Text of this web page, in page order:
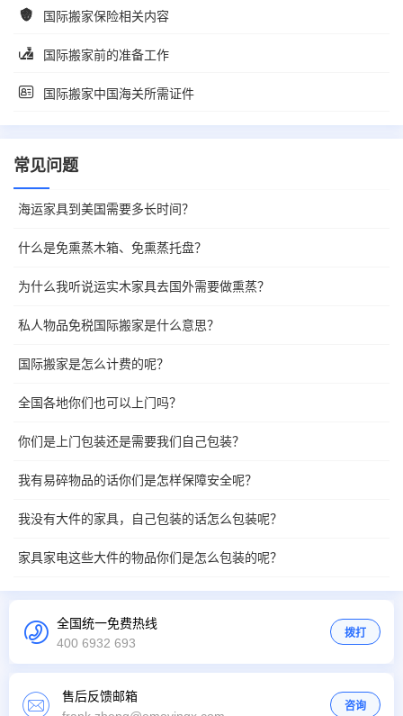
国际搬家保险相关内容
国际搬家前的准备工作
国际搬家中国海关所需证件
常见问题
海运家具到美国需要多长时间？
什么是免熏蒸木箱、免熏蒸托盘？
为什么我听说运实木家具去国外需要做熏蒸？
私人物品免税国际搬家是什么意思？
国际搬家是怎么计费的呢？
全国各地你们也可以上门吗？
你们是上门包装还是需要我们自己包装？
我有易碎物品的话你们是怎样保障安全呢？
我没有大件的家具，自己包装的话怎么包装呢？
家具家电这些大件的物品你们是怎么包装的呢？
全国统一免费热线
400 6932 693
拨打
售后反馈邮箱
咨询